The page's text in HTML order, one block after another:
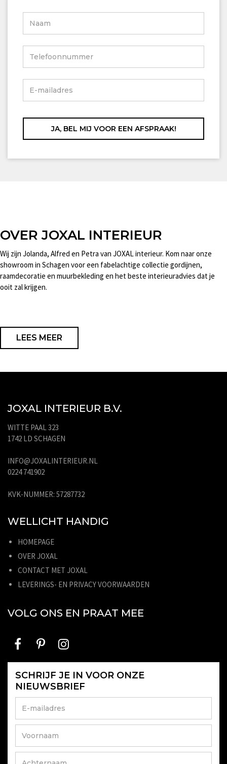
OVER JOXAL INTERIEUR
Wij zijn Jolanda, Alfred en Petra van JOXAL interieur. Kom naar onze
showroom in Schagen voor een fabelachtige collectie gordijnen,
raamdecoratie en muurbekleding en het beste interieuradvies dat je
ooit zal krijgen.
LEES MEER
JOXAL INTERIEUR B.V.
WITTE PAAL 323
1742 LD SCHAGEN
INFO@JOXALINTERIEUR.NL
0224 741902
KVK-NUMMER: 57287732
WELLICHT HANDIG
HOMEPAGE
OVER JOXAL
CONTACT MET JOXAL
LEVERINGS- EN PRIVACY VOORWAARDEN
VOLG ONS EN PRAAT MEE
SCHRIJF JE IN VOOR ONZE
NIEUWSBRIEF